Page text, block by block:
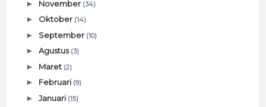
► November (34)
► Oktober (14)
► September (10)
► Agustus (3)
► Maret (2)
► Februari (9)
► Januari (15)